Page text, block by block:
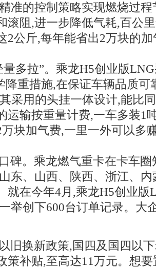
准的控制策略实现燃烧过
滚阻,进一步降低气耗,百公
2公斤,每年能省出2万块的
量多拉”。乘龙H5创业版
降重措施,在保证车辆品质
采用的头挂一体设计,能比
运输按重量计费,一车多装1
块加气费,一里一外可以多
碑。乘龙燃气重卡在卡车
东、山西、陕西、浙江、
就在今年4月,乘龙H5创业版
举创下600台订单记录。大
旧换新政策,国四及国四以
策补贴,至高达11万元。想